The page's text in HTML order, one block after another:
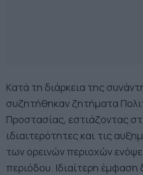
Κατά τη διάρκεια της
συζητήθηκαν ζητήματα
Προστασίας, εστιάζοντας
ιδιαιτερότητες και τις
των ορεινών περιοχών
περιόδου. Ιδιαίτερη